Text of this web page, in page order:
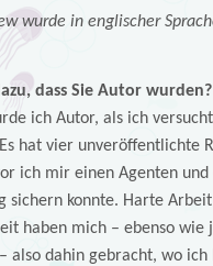
wurde in englischer
dass Sie Autor wurden?
ich Autor, als ich
hat vier unveröffentlichte
ich mir einen Agenten und
sichern konnte. Harte Arbeit
haben mich – ebenso wie
also dahin gebracht, wo ich